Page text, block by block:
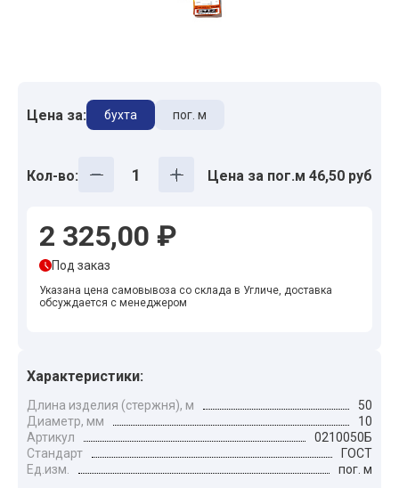
Цена за: бухта пог. м
Кол-во: Цена за пог.м 46,50 руб
2 325,00 ₽
Под заказ
Указана цена самовывоза со склада в Угличе, доставка
обсуждается с менеджером
Характеристики:
Длина изделия (стержня), м
50
Диаметр, мм
10
Артикул
0210050Б
Стандарт
ГОСТ
Ед.изм.
пог. м